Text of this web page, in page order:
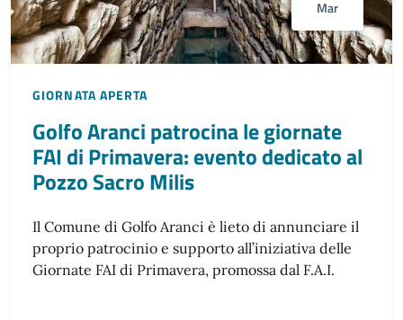
Mar
GIORNATA APERTA
Golfo Aranci patrocina le giornate
FAI di Primavera: evento dedicato al
Pozzo Sacro Milis
Il Comune di Golfo Aranci è lieto di annunciare il
proprio patrocinio e supporto all’iniziativa delle
Giornate FAI di Primavera, promossa dal F.A.I.